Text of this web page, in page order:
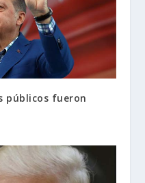
públicos fueron